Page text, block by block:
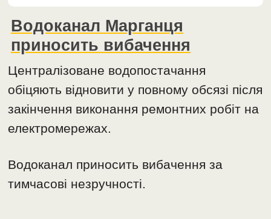
Водоканал Марганця
приносить вибачення
Централізоване водопостачання
обіцяють відновити у повному обсязі після
закінчення виконання ремонтних робіт на
електромережах.
Водоканал приносить вибачення за
тимчасові незручності.